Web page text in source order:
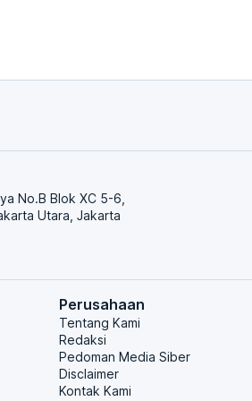
No.B Blok XC 5-6,
Utara, Jakarta
Perusahaan
Tentang Kami
Redaksi
Pedoman Media Siber
Disclaimer
Kontak Kami